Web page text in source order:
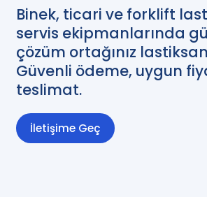
Binek, ticari ve forklift
servis ekipmanlarında
çözüm ortağınız
Güvenli ödeme, uygun
teslimat.
İletişime Geç